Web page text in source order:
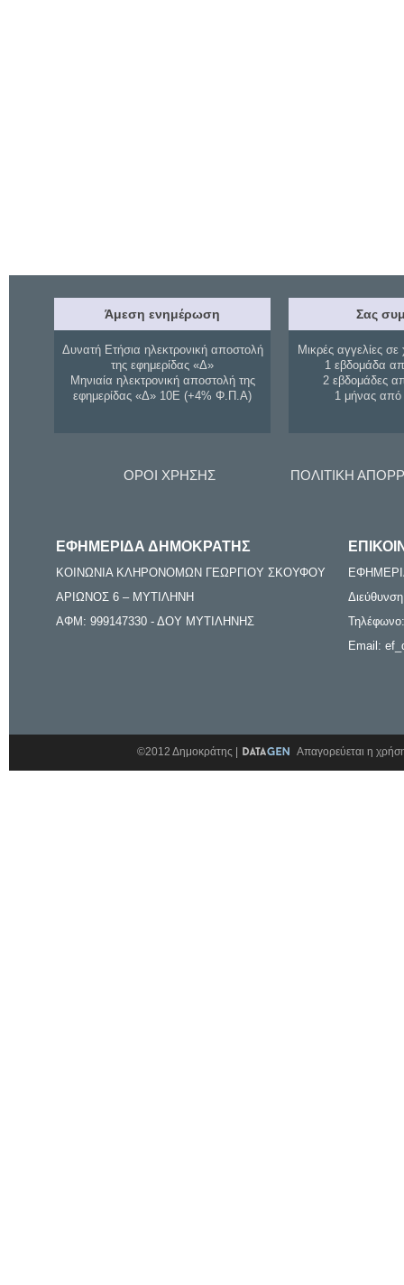
Άμεση ενημέρωση
Δυνατή Ετήσια ηλεκτρονική αποστολή
της εφημερίδας «Δ»
Μηνιαία ηλεκτρονική αποστολή της
εφημερίδας «Δ» 10Ε (+4% Φ.Π.Α)
Σας
Μικρές αγγελίες σε
1 εβδομάδα
2 εβδομάδες
1 μήνας
ΟΡΟΙ ΧΡΗΣΗΣ ΠΟΛΙΤΙΚΗ
ΕΦΗΜΕΡΙΔΑ ΔΗΜΟΚΡΑΤΗΣ
ΚΟΙΝΩΝΙΑ ΚΛΗΡΟΝΟΜΩΝ ΓΕΩΡΓΙΟΥ ΣΚΟΥΦΟΥ
ΑΡΙΩΝΟΣ 6 – ΜΥΤΙΛΗΝΗ
ΑΦΜ: 999147330 - ΔΟΥ ΜΥΤΙΛΗΝΗΣ
Email:
©2012 Δημοκράτης | Απαγορεύεται η